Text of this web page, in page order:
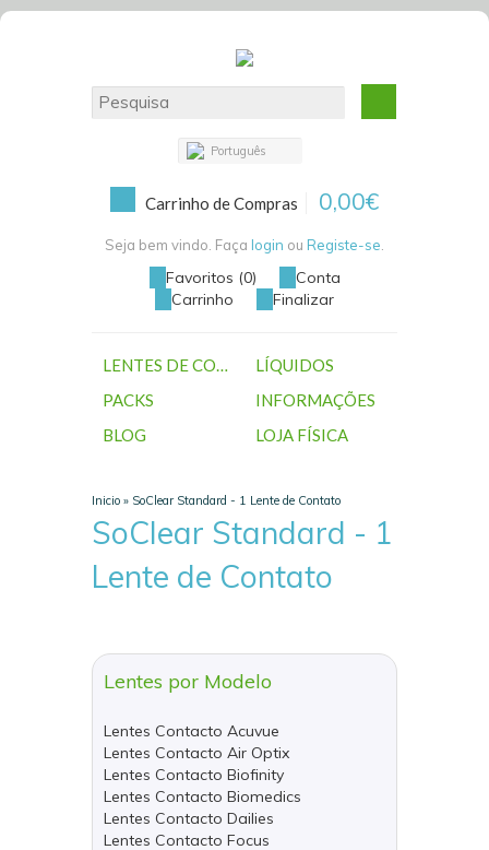
Português
Carrinho de Compras 0,00€
Seja bem vindo. Faça login ou Registe-se
Favoritos (0)
Conta
Carrinho
Finalizar
LENTES DE CONTACTO
LÍQUIDOS
PACKS
INFORMAÇÕES
BLOG
LOJA FÍSICA
Inicio » SoClear Standard - 1 Lente de Contato
SoClear Standard - 1
Lente de Contato
Lentes por Modelo
Lentes Contacto Acuvue
Lentes Contacto Air Optix
Lentes Contacto Biofinity
Lentes Contacto Biomedics
Lentes Contacto Dailies
Lentes Contacto Focus